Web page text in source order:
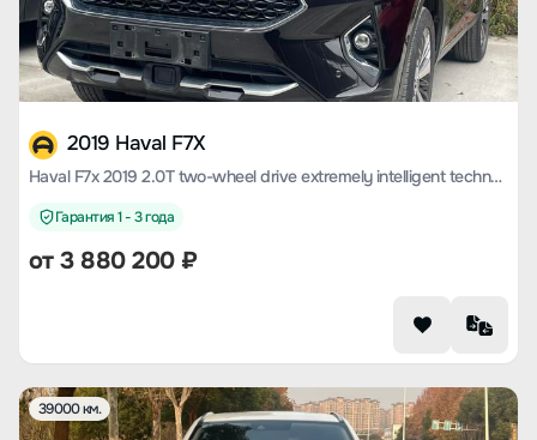
2019 Haval F7X
Haval F7x 2019 2.0T two-wheel drive extremely intelligent technology version
Гарантия 1 - 3 года
от3 880 200₽
39000 км.